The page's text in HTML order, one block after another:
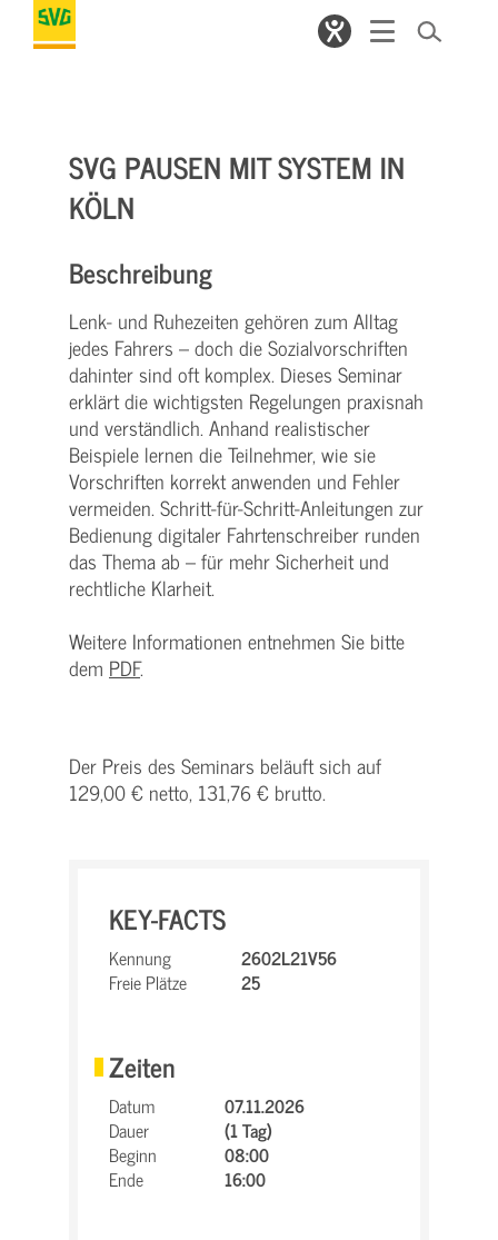
SVG PAUSEN MIT SYSTEM IN
KÖLN
Beschreibung
Lenk- und Ruhezeiten gehören zum Alltag
jedes Fahrers – doch die Sozialvorschriften
dahinter sind oft komplex. Dieses Seminar
erklärt die wichtigsten Regelungen praxisnah
und verständlich. Anhand realistischer
Beispiele lernen die Teilnehmer, wie sie
Vorschriften korrekt anwenden und Fehler
vermeiden. Schritt-für-Schritt-Anleitungen zur
Bedienung digitaler Fahrtenschreiber runden
das Thema ab – für mehr Sicherheit und
rechtliche Klarheit.
Weitere Informationen entnehmen Sie bitte
dem PDF.
Der Preis des Seminars beläuft sich auf
129,00 € netto, 131,76 € brutto.
KEY-FACTS
Kennung
2602L21V56
Freie Plätze
25
Zeiten
Datum
07.11.2026
Dauer
(1 Tag)
Beginn
08:00
Ende
16:00